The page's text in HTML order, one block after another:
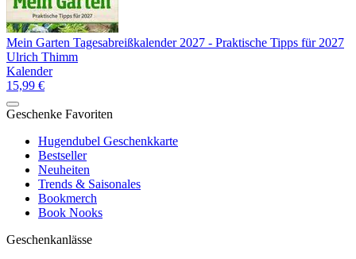
Mein Garten Tagesabreißkalender 2027 - Praktische Tipps für 2027
Ulrich Thimm
Kalender
15,99 €
Geschenke Favoriten
Hugendubel Geschenkkarte
Bestseller
Neuheiten
Trends & Saisonales
Bookmerch
Book Nooks
Geschenkanlässe